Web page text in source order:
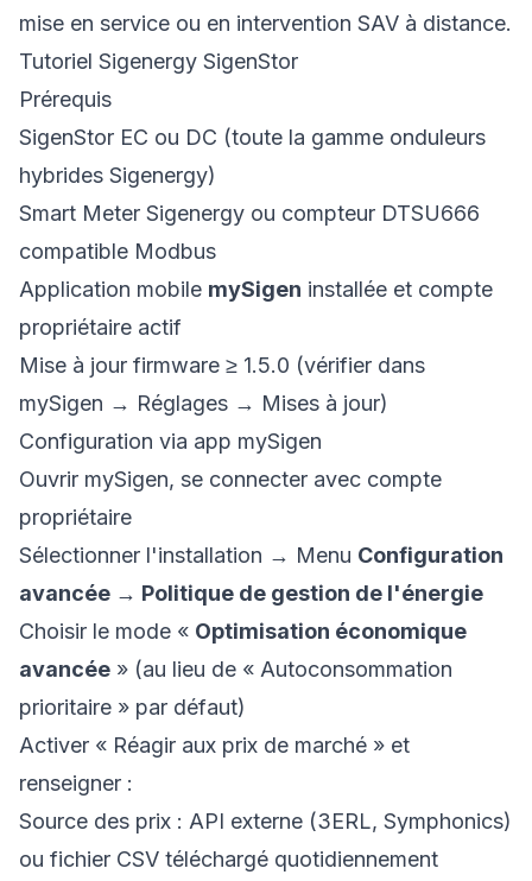
mise en service ou en intervention SAV à distance.
Tutoriel Sigenergy SigenStor
Prérequis
SigenStor EC ou DC (toute la gamme onduleurs
hybrides Sigenergy)
Smart Meter Sigenergy ou compteur DTSU666
compatible Modbus
Application mobile mySigen installée et compte
propriétaire actif
Mise à jour firmware ≥ 1.5.0 (vérifier dans
mySigen → Réglages → Mises à jour)
Configuration via app mySigen
Ouvrir mySigen, se connecter avec compte
propriétaire
Sélectionner l'installation → Menu Configuration
avancée → Politique de gestion de l'énergie
Choisir le mode « Optimisation économique
avancée » (au lieu de « Autoconsommation
prioritaire » par défaut)
Activer « Réagir aux prix de marché » et
renseigner :
Source des prix : API externe (3ERL, Symphonics)
ou fichier CSV téléchargé quotidiennement